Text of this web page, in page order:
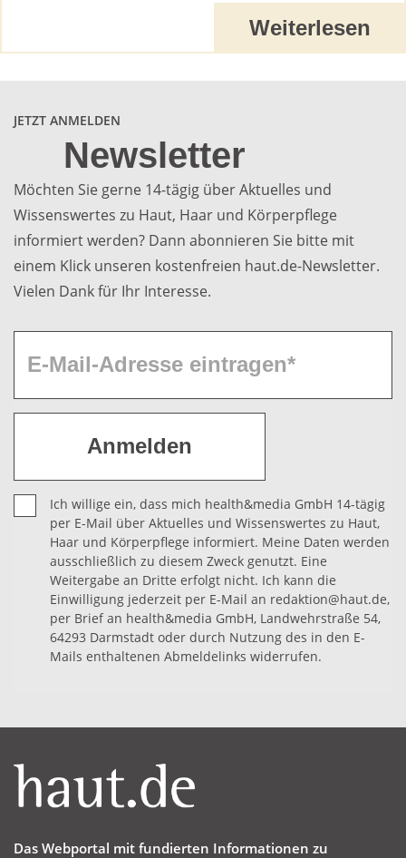
Weiterlesen
JETZT ANMELDEN
Newsletter
Möchten Sie gerne 14-tägig über Aktuelles und
Wissenswertes zu Haut, Haar und Körperpflege
informiert werden? Dann abonnieren Sie bitte mit
einem Klick unseren kostenfreien haut.de-Newsletter.
Vielen Dank für Ihr Interesse.
Ich willige ein, dass mich health&media GmbH 14-tägig
per E-Mail über Aktuelles und Wissenswertes zu Haut,
Haar und Körperpflege informiert. Meine Daten werden
ausschließlich zu diesem Zweck genutzt. Eine
Weitergabe an Dritte erfolgt nicht. Ich kann die
Einwilligung jederzeit per E-Mail an redaktion@haut.de,
per Brief an health&media GmbH, Landwehrstraße 54,
64293 Darmstadt oder durch Nutzung des in den E-
Mails enthaltenen Abmeldelinks widerrufen.
Das Webportal mit fundierten Informationen zu